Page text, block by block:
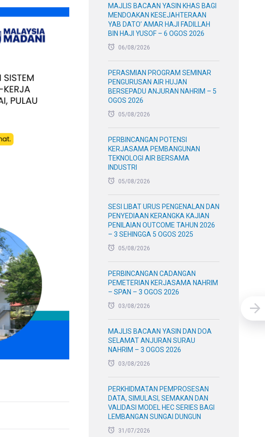
MAJLIS BACAAN YASIN KHAS BAGI
MENDOAKAN KESEJAHTERAAN
YAB DATO’ AMAR HAJI FADILLAH
BIN HAJI YUSOF – 6 OGOS 2026
06/08/2026
PERASMIAN PROGRAM SEMINAR
PENGURUSAN AIR HUJAN
BERSEPADU ANJURAN NAHRIM – 5
OGOS 2026
05/08/2026
PERBINCANGAN POTENSI
KERJASAMA PEMBANGUNAN
TEKNOLOGI AIR BERSAMA
INDUSTRI
05/08/2026
SESI LIBAT URUS PENGENALAN DAN
PENYEDIAAN KERANGKA KAJIAN
PENILAIAN OUTCOME TAHUN 2026
– 3 SEHINGGA 5 OGOS 2025
05/08/2026
PERBINCANGAN CADANGAN
PEMETERIAN KERJASAMA NAHRIM
– SPAN – 3 OGOS 2026
03/08/2026
MAJLIS BACAAN YASIN DAN DOA
SELAMAT ANJURAN SURAU
NAHRIM – 3 OGOS 2026
03/08/2026
PERKHIDMATAN PEMPROSESAN
DATA, SIMULASI, SEMAKAN DAN
VALIDASI MODEL HEC SERIES BAGI
LEMBANGAN SUNGAI DUNGUN
31/07/2026